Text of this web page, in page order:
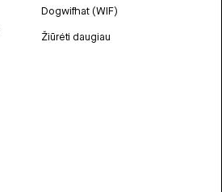
Dogwifhat (WIF)
Žiūrėti daugiau